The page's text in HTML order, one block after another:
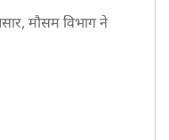
मौसम विभाग ने